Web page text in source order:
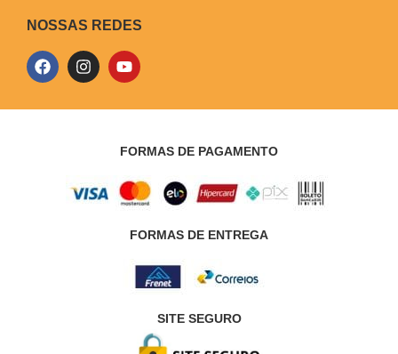
NOSSAS REDES
FORMAS DE PAGAMENTO
FORMAS DE ENTREGA
SITE SEGURO